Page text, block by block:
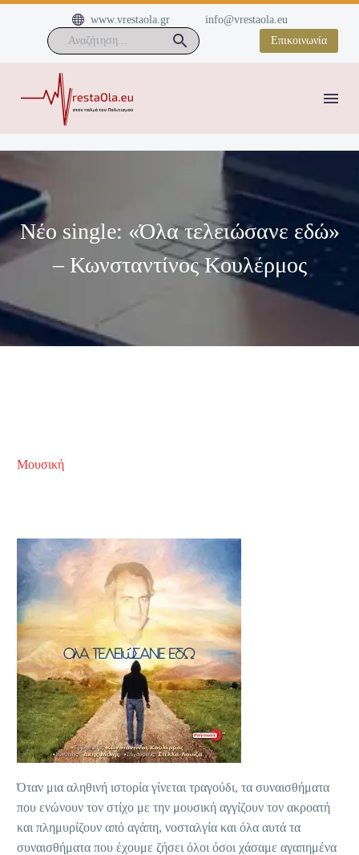

 www.vrestaola.gr
info@vrestaola.eu
Επικοινωνία
Νέο single: «Όλα τελειώσανε εδώ»
– Κωνσταντίνος Κουλέρμος
Μουσική
Όταν μια αληθινή ιστορία γίνεται τραγούδι, τα συναισθήματα
που ενώνουν τον στίχο με την μουσική αγγίζουν τον ακροατή
και πλημυρίζουν από αγάπη, νοσταλγία και όλα αυτά τα
συναισθήματα που έχουμε ζήσει όλοι όσοι χάσαμε αγαπημένα